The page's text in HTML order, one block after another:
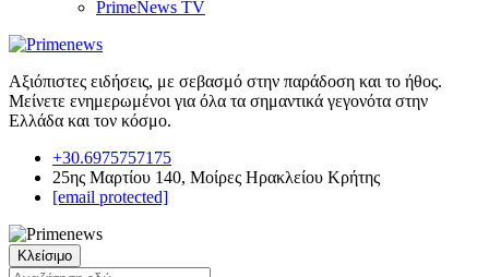
PrimeNews TV
Αξιόπιστες ειδήσεις, με σεβασμό στην παράδοση και το ήθος.
Μείνετε ενημερωμένοι για όλα τα σημαντικά γεγονότα στην
Ελλάδα και τον κόσμο.
+30.6975757175
25ης Μαρτίου 140, Μοίρες Ηρακλείου Κρήτης
[email protected]
Κλείσιμο